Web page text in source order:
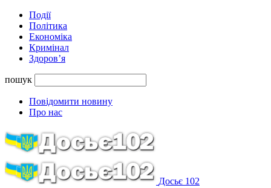
Події
Політика
Економіка
Кримінал
Здоров’я
пошук
Повідомити новину
Про нас
Досьє 102